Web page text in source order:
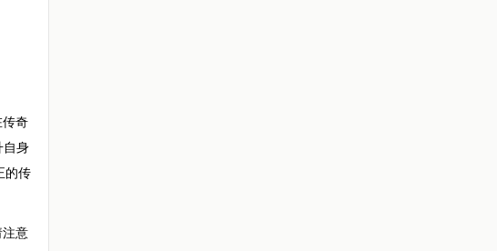
传奇
自身
的传
注意